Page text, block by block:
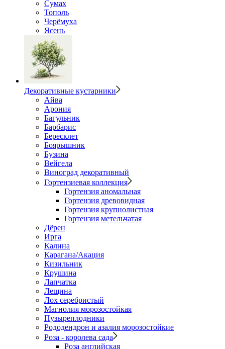
Сумах
Тополь
Черёмуха
Ясень
Декоративные кустарники
Айва
Арония
Багульник
Барбарис
Бересклет
Боярышник
Бузина
Вейгела
Виноград декоративный
Гортензиевая коллекция
Гортензия аномальная
Гортензия древовидная
Гортензия крупнолистная
Гортензия метельчатая
Дёрен
Ирга
Калина
Карагана/Акация
Кизильник
Крушина
Лапчатка
Лещина
Лох серебристый
Магнолия морозостойкая
Пузыреплодники
Рододендрон и азалия морозостойкие
Роза - королева сада
Роза английская